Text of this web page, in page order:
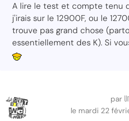
A lire le test et compte tenu
j'irais sur le 12900F, ou le
trouve pas grand chose
essentiellement des K). Si
par
le mardi 22